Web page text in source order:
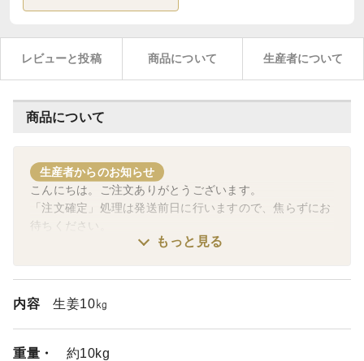
レビューと投稿 商品について 生産者について
商品について
生産者からのお知らせ
こんにちは。ご注文ありがとうございます。
「注文確定」処理は発送前日に行いますので、焦らずにお
待ちください。
もっと見る
内容 生姜10㎏
重量・
約10kg